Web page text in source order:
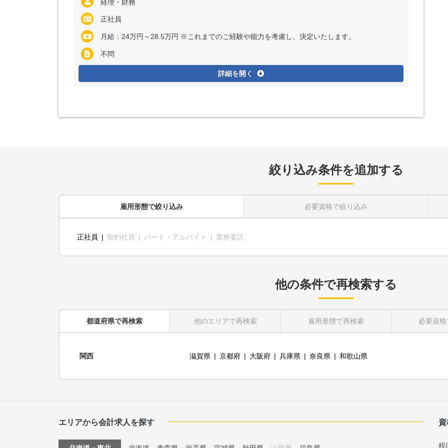
経理・財務
正社員
月給：24万円～28.5万円 ※これまでのご経験や能力を考慮し、決定いたします。
不問
詳細を開く
絞り込み条件を追加する
雇用形態で絞り込み 必要資格で絞り込み
正社員 契約社員 パート・アルバイト 業務委託
他の条件で再検索する
都道府県で再検索 他のエリアで再検索 雇用形態で再検索 必要資格
関西 滋賀県 京都府 大阪府 兵庫県 奈良県 和歌山県
エリアから会計求人を探す
税